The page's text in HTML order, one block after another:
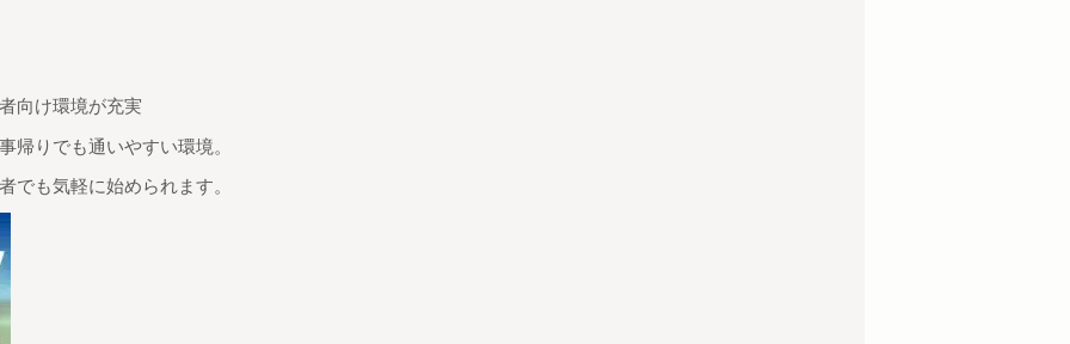
向け環境が充実
帰りでも通いやすい環境。
でも気軽に始められます。